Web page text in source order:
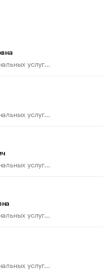
услуг...
услуг...
услуг...
услуг...
услуг...